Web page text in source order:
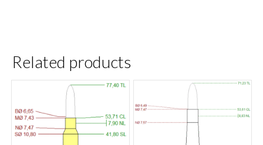
Related products